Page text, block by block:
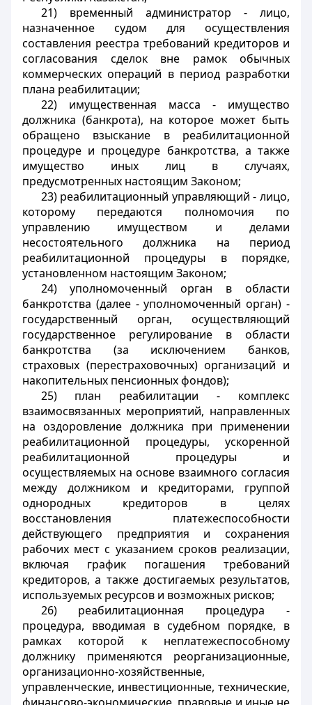
21) временный администратор - лицо,
назначенное судом для осуществления
составления реестра требований кредиторов и
согласования сделок вне рамок обычных
коммерческих операций в период разработки
плана реабилитации;
22) имущественная масса - имущество
должника (банкрота), на которое может быть
обращено взыскание в реабилитационной
процедуре и процедуре банкротства, а также
имущество иных лиц в случаях,
предусмотренных настоящим Законом;
23) реабилитационный управляющий - лицо,
которому передаются полномочия по
управлению имуществом и делами
несостоятельного должника на период
реабилитационной процедуры в порядке,
установленном настоящим Законом;
24) уполномоченный орган в области
банкротства (далее - уполномоченный орган) -
государственный орган, осуществляющий
государственное регулирование в области
банкротства (за исключением банков,
страховых (перестраховочных) организаций и
накопительных пенсионных фондов);
25) план реабилитации - комплекс
взаимосвязанных мероприятий, направленных
на оздоровление должника при применении
реабилитационной процедуры, ускоренной
реабилитационной процедуры и
осуществляемых на основе взаимного согласия
между должником и кредиторами, группой
однородных кредиторов в целях
восстановления платежеспособности
действующего предприятия и сохранения
рабочих мест с указанием сроков реализации,
включая график погашения требований
кредиторов, а также достигаемых результатов,
используемых ресурсов и возможных рисков;
26) реабилитационная процедура -
процедура, вводимая в судебном порядке, в
рамках которой к неплатежеспособному
должнику применяются реорганизационные,
организационно-хозяйственные,
управленческие, инвестиционные, технические,